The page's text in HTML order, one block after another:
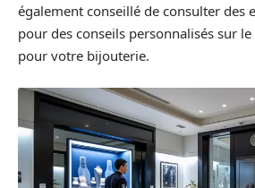
également conseillé de consulter des
pour des conseils personnalisés sur
pour votre bijouterie.